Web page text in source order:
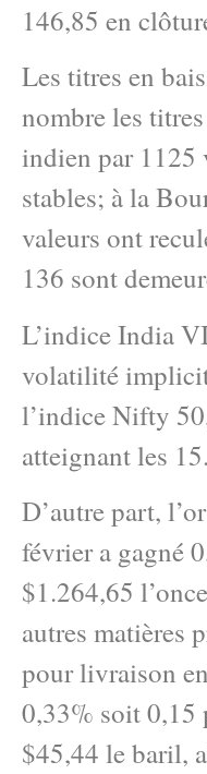
146,85 en
Les titres en
nombre les
indien par 1125
stables; à la
valeurs ont
136 sont
L’indice India
volatilité
l’indice Nifty
atteignant les
D’autre part,
février a gagné
$1.264,65
autres matières
pour livraison
0,33% soit 0,15
$45,44 le baril,